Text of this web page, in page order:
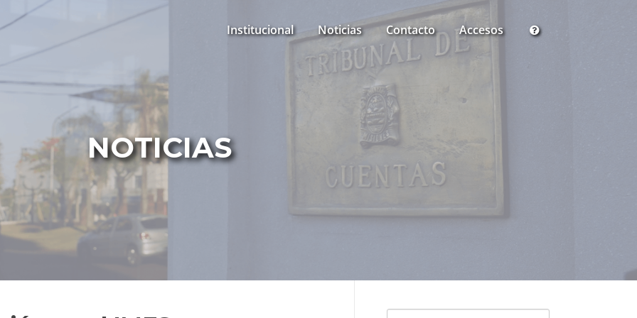
Institucional Noticias Contacto Accesos
NOTICIAS